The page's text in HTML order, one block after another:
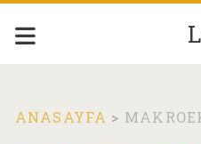
ANASAYFA >